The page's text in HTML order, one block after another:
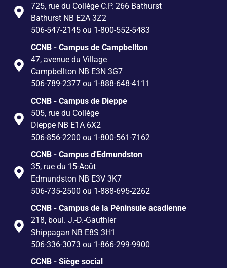
725, rue du Collège C.P. 266 Bathurst
Bathurst NB E2A 3Z2
506-547-2145 ou 1-800-552-5483
CCNB - Campus de Campbellton
47, avenue du Village
Campbellton NB E3N 3G7
506-789-2377 ou 1-888-648-4111
CCNB - Campus de Dieppe
505, rue du Collège
Dieppe NB E1A 6X2
506-856-2200 ou 1-800-561-7162
CCNB - Campus d'Edmundston
35, rue du 15-Août
Edmundston NB E3V 3K7
506-735-2500 ou 1-888-695-2262
CCNB - Campus de la Péninsule acadienne
218, boul. J.-D.-Gauthier
Shippagan NB E8S 3H1
506-336-3073 ou 1-866-299-9900
CCNB - Siège social